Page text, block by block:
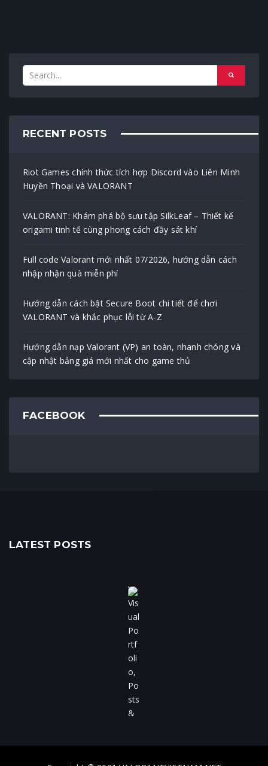
RECENT POSTS
Riot Games chính thức tích hợp Discord vào Liên Minh
Huyền Thoại và VALORANT
VALORANT: Khám phá bộ sưu tập SilkLeaf – Thiết kế
origami tinh tế cùng phong cách đầy sát khí
Full code Valorant mới nhất 07/2026, hướng dẫn cách
nhập nhận quà miễn phí
Hướng dẫn cách bật Secure Boot chi tiết để chơi
VALORANT và khắc phục lỗi từ A-Z
Hướng dẫn nạp Valorant (VP) an toàn, nhanh chóng và
cập nhật bảng giá mới nhất cho game thủ
FACEBOOK
LATEST POSTS